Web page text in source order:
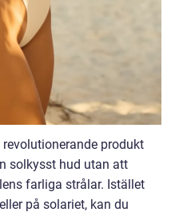
produkt
solkysst hud utan att
farliga strålar. Istället
på solariet, kan du